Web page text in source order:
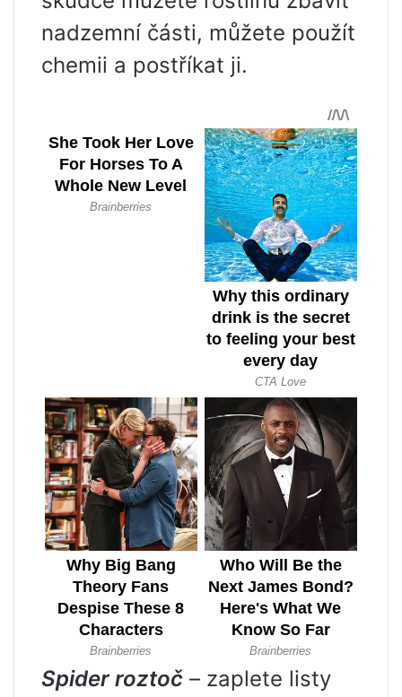
nadzemní části, můžete použít
chemii a postříkat ji.
Spider roztoč – zaplete listy